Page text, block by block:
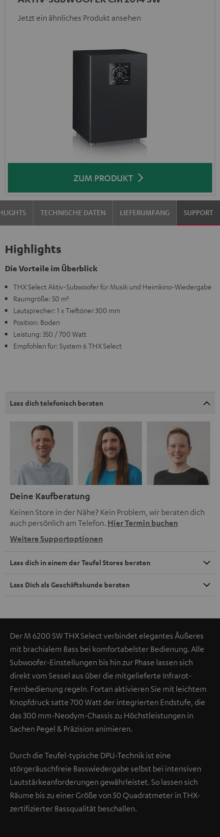
Jetzt ein ähnliches Produkt ansehen
ZUM PRODUKT
TECHNISCHE DATEN LIEFERUMFANG SUPPORT
Highlights
Die Vorteile im Überblick
THX Select Aktiv-Subwoofer für Musik und Heimkino-Wiedergabe
Raumgröße: 50 m²
Lautsprecher: 1 x Tieftöner 300 mm
Position: Boden
Leistung: 350 / 700 Watt
Empfohlen für: System 6 THX Select
Lass dich telefonisch beraten
Deine Kaufberatung
Keinen Store in der Nähe? Kein Problem, wir beraten dich
auch persönlich am Telefon. Hier Termin buchen
Weitere Supportoptionen
Lass dich in einem der Teufel Stores beraten
Lass Dich als Geschäftskunde beraten
Der M 6200 SW THX Select verbindet elegantes Äußeres
mit brachialem Bass bei komfortabelster Bedienung. Alle
Subwoofer-Einstellungen bis hin zur Phase lassen sich
direkt vom Sessel aus über die mitgelieferte Infrarot-
Fernbedienung regeln. Fortan aktivieren Sie mit leichtem
Knopfdruck satte 700 Watt der integrierten Endstufe, die
das 300 mm-Neodym-Chassis zu Höchstleistungen in
Sachen Pegel & Präzision animieren.
Durch die Teufel-typische DPU-Technik ist eine
störgeräuschfreie Basswiedergabe selbst bei intensiven
Lautstärkeanforderungen gewährleistet. So lassen sich
Räume bis zu einer Größe von 50 Quadratmeter in THX-
zertifizierter Bassqualität beschallen.